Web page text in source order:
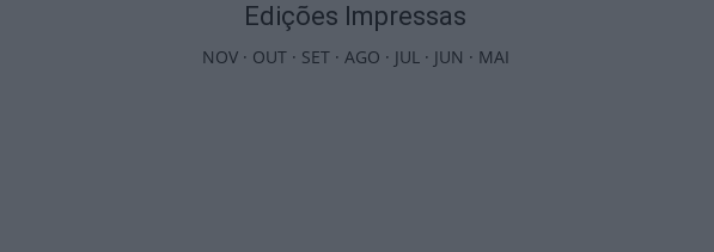
Edições Impressas
NOV· OUT· SET· AGO · JUL· JUN · MAI